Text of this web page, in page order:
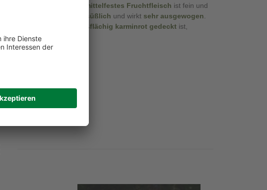
gelbliches, mittelfestes Fruchtfleisch ist fein und
leicht süßlich und wirkt sehr ausgewogen.
großflächig karminrot gedeckt ist,